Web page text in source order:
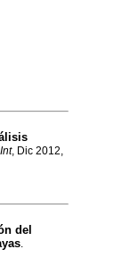
, Dic 2012,
del
.